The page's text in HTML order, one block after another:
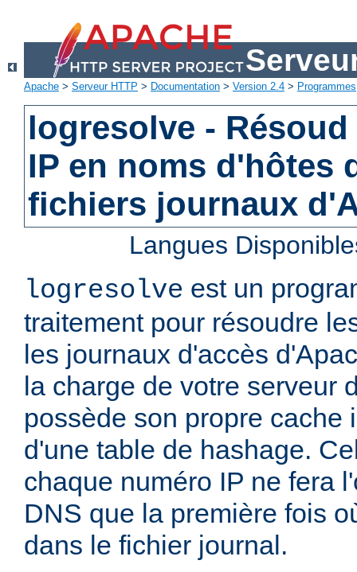
Apache > Serveur HTTP > Documentation > Version 2.4 > Programmes
logresolve -
IP en noms d'hôtes
fichiers journaux
Langues
logresolve est un
traitement pour résoudre
les journaux d'accès
la charge de votre serveur
possède son propre cache
d'une table de hashage.
chaque numéro IP ne fera
DNS que la première fois
dans le fichier journal.